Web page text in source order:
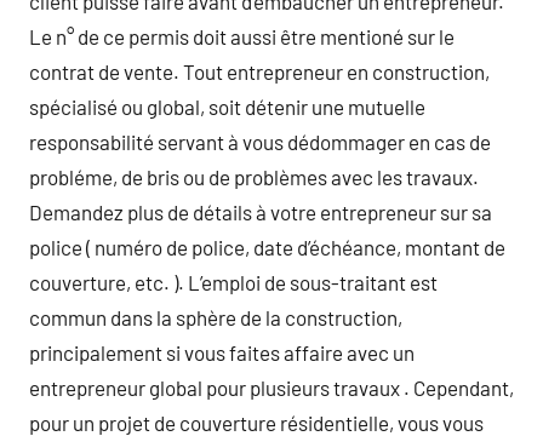
Le n° de ce permis doit aussi être mentioné sur le
contrat de vente. Tout entrepreneur en construction,
spécialisé ou global, soit détenir une mutuelle
responsabilité servant à vous dédommager en cas de
probléme, de bris ou de problèmes avec les travaux.
Demandez plus de détails à votre entrepreneur sur sa
police ( numéro de police, date d’échéance, montant de
couverture, etc. ). L’emploi de sous-traitant est
commun dans la sphère de la construction,
principalement si vous faites affaire avec un
entrepreneur global pour plusieurs travaux . Cependant,
pour un projet de couverture résidentielle, vous vous